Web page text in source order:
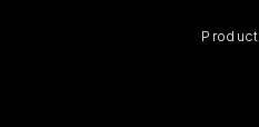
Product